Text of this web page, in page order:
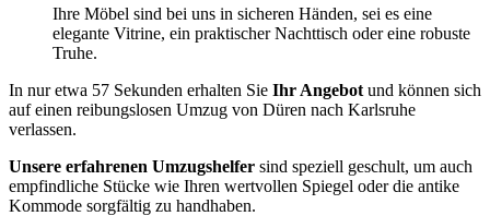
Ihre Möbel sind bei uns in sicheren Händen, sei es eine
elegante Vitrine, ein praktischer Nachttisch oder eine robuste
Truhe.
In nur etwa 57 Sekunden erhalten Sie Ihr Angebot und können sich
auf einen reibungslosen Umzug von Düren nach Karlsruhe
verlassen.
Unsere erfahrenen Umzugshelfer sind speziell geschult, um auch
empfindliche Stücke wie Ihren wertvollen Spiegel oder die antike
Kommode sorgfältig zu handhaben.